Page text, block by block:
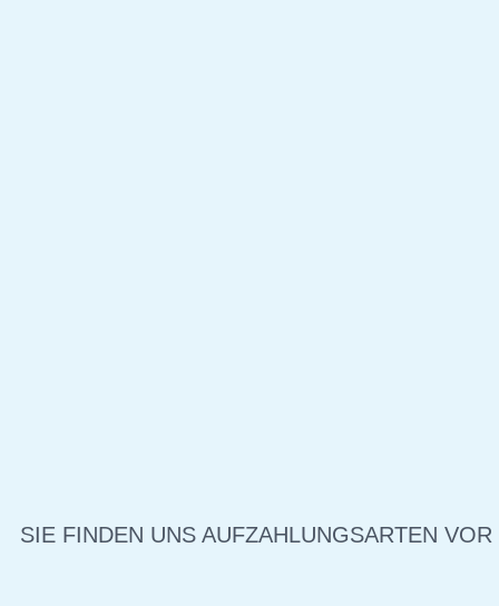
SIE FINDEN UNS AUFZAHLUNGSARTEN VOR